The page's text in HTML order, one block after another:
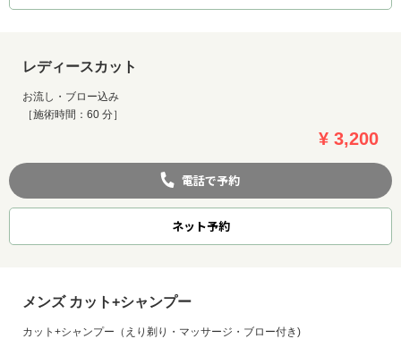
レディースカット
お流し・ブロー込み
［施術時間：60 分］
¥ 3,200
電話で予約
ネット予約
メンズ カット+シャンプー
カット+シャンプー（えり剃り・マッサージ・ブロー付き)